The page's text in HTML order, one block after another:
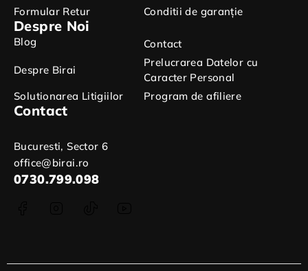
Formular Retur
Conditii de garanție
Despre Noi
Blog
Contact
Despre Birai
Prelucrarea Datelor cu
Caracter Personal
Solutionarea Litigiilor
Program de afiliere
Contact
Bucuresti, Sector 6
office@birai.ro
0730.799.098